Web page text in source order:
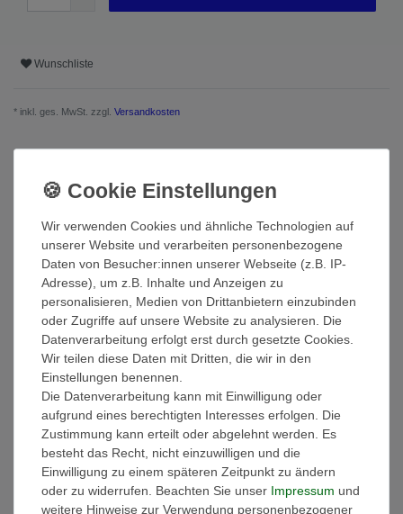
Wunschliste
* inkl. ges. MwSt. zzgl. Versandkosten
Beschreibung
Weitere Details
EU-Verantwortlicher
Hersteller
Ausstattung:
- Die Handtücher sind gewebt und besonders saugstark!
- Griffiges Volumen
- Sanfter Massageeffekt
- Hautsympathisch und Strapazierfähig
- Hochwertige dekorative Bordüre im klassischen Design
Wir verwenden Cookies und ähnliche Technologien auf
unserer Website und verarbeiten personenbezogene
Daten von Besucher:innen unserer Webseite (z.B. IP-
Adresse), um z.B. Inhalte und Anzeigen zu
personalisieren, Medien von Drittanbietern einzubinden
oder Zugriffe auf unsere Website zu analysieren. Die
Datenverarbeitung erfolgt erst durch gesetzte Cookies.
Wir teilen diese Daten mit Dritten, die wir in den
Einstellungen benennen.
Die Datenverarbeitung kann mit Einwilligung oder
aufgrund eines berechtigten Interesses erfolgen. Die
Zustimmung kann erteilt oder abgelehnt werden. Es
besteht das Recht, nicht einzuwilligen und die
Einwilligung zu einem späteren Zeitpunkt zu ändern
oder zu widerrufen. Beachten Sie unser Impressum und
weitere Hinweise zur Verwendung personenbezogener